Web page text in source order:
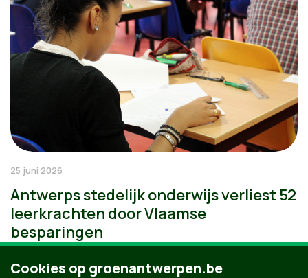
25 juni 2026
Antwerps stedelijk onderwijs verliest 52
leerkrachten door Vlaamse
besparingen
Cookies op groenantwerpen.be